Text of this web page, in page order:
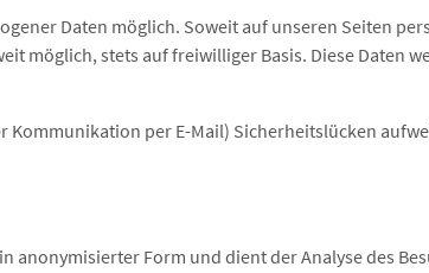
Daten möglich. Soweit auf unseren Seiten
möglich, stets auf freiwilliger Basis. Diese Daten
per E-Mail) Sicherheitslücken
anonymisierter Form und dient der Analyse des